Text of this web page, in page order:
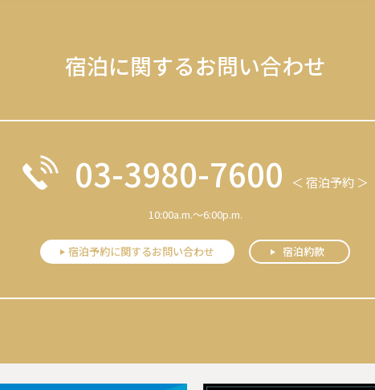
宿泊に関するお問い合わせ
03-3980-7600 ＜ 宿泊予約 ＞
10:00a.m.～6:00p.m.
宿泊予約に関するお問い合わせ 宿泊約款